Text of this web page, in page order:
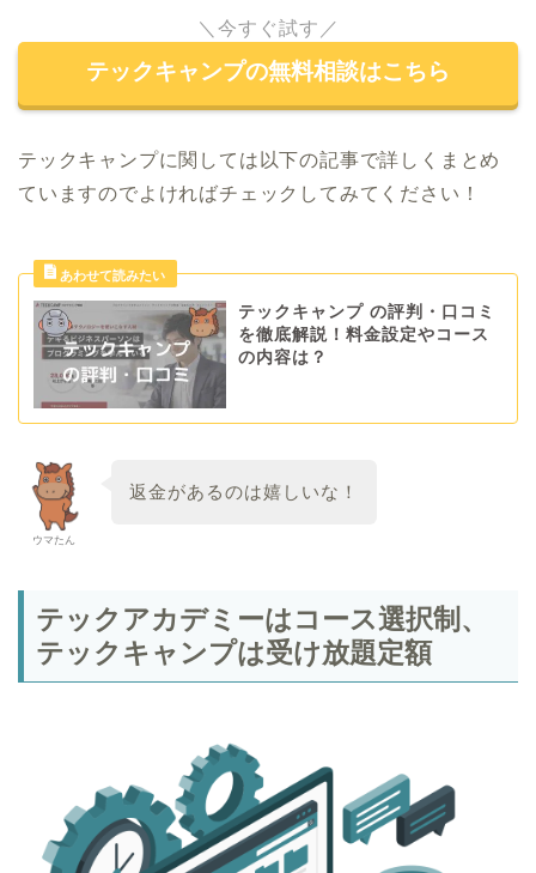
＼今すぐ試す／
テックキャンプの無料相談はこちら
テックキャンプに関しては以下の記事で詳しくまとめ
ていますのでよければチェックしてみてください！
テックキャンプ の評判・口コミ
を徹底解説！料金設定やコース
の内容は？
ウマたん
返金があるのは嬉しいな！
テックアカデミーはコース選択制、
テックキャンプは受け放題定額